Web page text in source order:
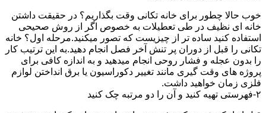
خوب حالا چطور برای خانه تکانی وقت بگذاریم؟ در حقیقت داشتن
خانه ای نظیف در طی تعطیلات به خصوص اگر از روش صحیحی
استفاده کنید ساده تر از چیزیست که تصور میکنید.مرحله اول؟ خانه
تکانی را قبل از دوران پر تنش آخر فصل انجام دهید.به این ترتیب کار
را بدون عجله و فشار روحی انجام میدهید و به اندازه کافی برای
پروژه های وقت گیری مانند تغییر دکوراسیون یا برق انداختن لوازم
فلزی زمان خواهید داشت.
۲-فهرستی تهیه کنید و آن را دو مرتبه چک کنید